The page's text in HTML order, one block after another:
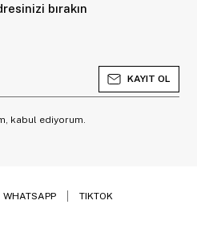
bırakın
KAYIT OL
kabul ediyorum.
WHATSAPP TIKTOK